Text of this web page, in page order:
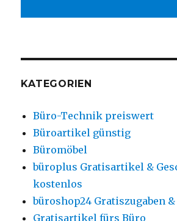
KATEGORIEN
Büro-Technik preiswert
Büroartikel günstig
Büromöbel
büroplus Gratisartikel &
kostenlos
büroshop24 Gratiszugaben
Gratisartikel fürs Büro